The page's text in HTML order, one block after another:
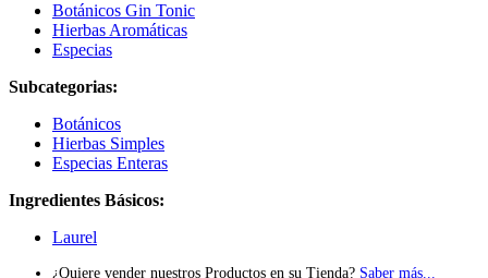
Botánicos Gin Tonic
Hierbas Aromáticas
Especias
Subcategorias:
Botánicos
Hierbas Simples
Especias Enteras
Ingredientes Básicos:
Laurel
¿Quiere vender nuestros Productos en su Tienda? Saber más...